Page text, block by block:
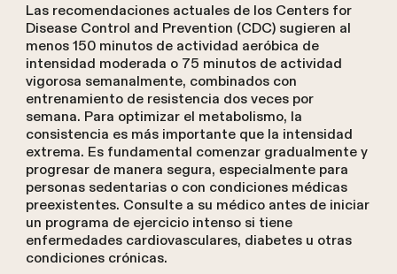
Las recomendaciones actuales de los Centers for
Disease Control and Prevention (CDC) sugieren al
menos 150 minutos de actividad aeróbica de
intensidad moderada o 75 minutos de actividad
vigorosa semanalmente, combinados con
entrenamiento de resistencia dos veces por
semana. Para optimizar el metabolismo, la
consistencia es más importante que la intensidad
extrema. Es fundamental comenzar gradualmente y
progresar de manera segura, especialmente para
personas sedentarias o con condiciones médicas
preexistentes. Consulte a su médico antes de iniciar
un programa de ejercicio intenso si tiene
enfermedades cardiovasculares, diabetes u otras
condiciones crónicas.